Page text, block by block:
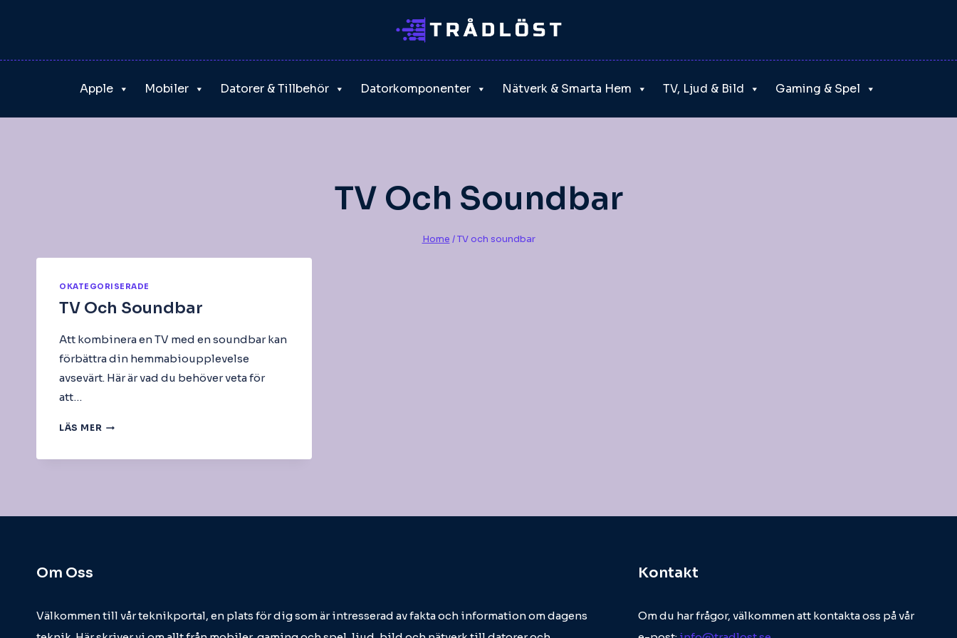
Apple Mobiler Datorer & Tillbehör Datorkomponenter Nätverk & Smarta Hem TV, Ljud & Bild Gaming & Spel
TV Och Soundbar
Home / TV och soundbar
OKATEGORISERADE
TV Och Soundbar
Att kombinera en TV med en soundbar kan
förbättra din hemmabioupplevelse
avsevärt. Här är vad du behöver veta för
att…
LÄS MER TV
Om Oss
Välkommen till vår teknikportal, en plats för dig som är intresserad av fakta och information om dagens
Kontakt
Om du har frågor, välkommen att kontakta oss på vår